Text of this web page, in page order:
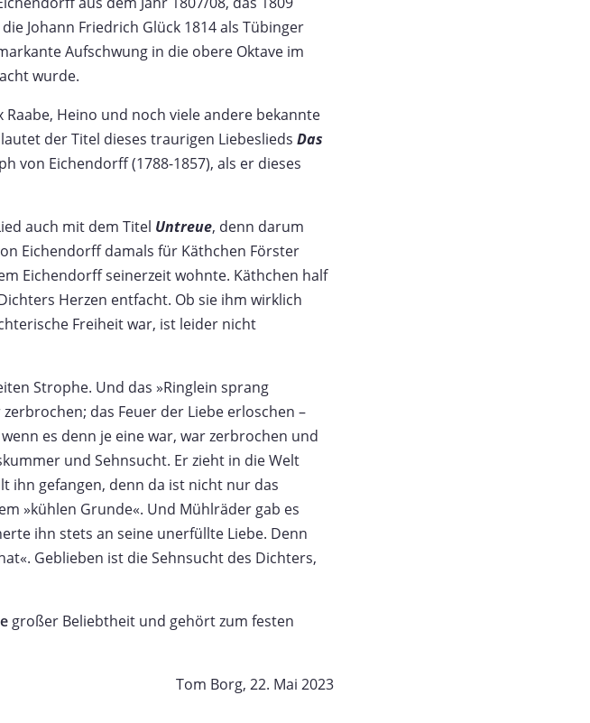
Johann Friedrich Glück 1814 als Tübinger
Aufschwung in die obere Oktave im
wurde.
Heino und noch viele andere bekannte
der Titel dieses traurigen Liebeslieds Das
von Eichendorff (1788-1857), als er dieses
auch mit dem Titel Untreue, denn darum
Eichendorff damals für Käthchen Förster
Eichendorff seinerzeit wohnte. Käthchen half
Herzen entfacht. Ob sie ihm wirklich
Freiheit war, ist leider nicht
Strophe. Und das »Ringlein sprang
das Feuer der Liebe erloschen –
es denn je eine war, war zerbrochen und
und Sehnsucht. Er zieht in die Welt
ihn gefangen, denn da ist nicht nur das
»kühlen Grunde«. Und Mühlräder gab es
ihn stets an seine unerfüllte Liebe. Denn
Geblieben ist die Sehnsucht des Dichters,
großer Beliebtheit und gehört zum festen
Tom Borg, 22. Mai 2023